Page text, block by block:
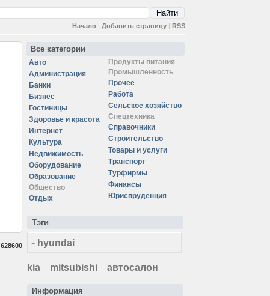
Начало | Добавить страницу | RSS
628600
Все категории
Авто
Администрация
Банки
Бизнес
Гостиницы
Здоровье и красота
Интернет
Культура
Недвижимость
Оборудование
Образование
Общество
Отдых
Продукты питания
Промышленность
Прочее
Работа
Сельское хозяйство
Спецтехника
Справочники
Строительство
Товары и услуги
Транспорт
Турфирмы
Финансы
Юриспруденция
Тэги
- hyundai
kia mitsubishi автосалон
Информация